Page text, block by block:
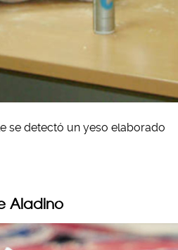
se detectó un yeso elaborado
Aladino